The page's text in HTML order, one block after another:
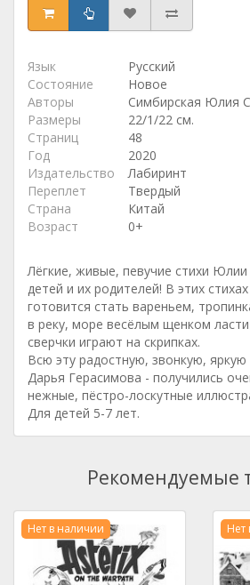
Язык
Русский
Состояние
Новое
Авторы
Симбирская Юлия
Размеры
22/1/22 см.
Страниц
48
Год
2020
Издательство
Лабиринт
Переплет
Твердый
Страна
Китай
Возраст
0+
Лёгкие, живые, певучие стихи
детей и их родителей! В этих
готовится стать вареньем,
в реку, море весёлым щенком
сверчки играют на скрипках.
Всю эту радостную, звонкую,
Дарья Герасимова - получились
нежные, пёстро-лоскутные
Для детей 5-7 лет.
Рекомендуемые
Нет в наличии Нет